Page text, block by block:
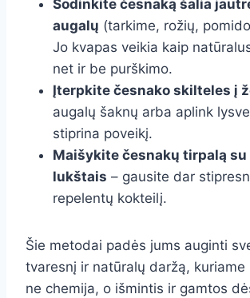
Sodinkite česnaką šalia
augalų (tarkime, rožių,
Jo kvapas veikia kaip
net ir be purškimo.
Įterpkite česnako skilteles į
augalų šaknų arba aplink
stiprina poveikį.
Maišykite česnakų tirpalą su
lukštais – gausite dar
repelentų kokteilį.
Šie metodai padės jums auginti
tvaresnį ir natūralų daržą, kuriame
ne chemija, o išmintis ir gamtos